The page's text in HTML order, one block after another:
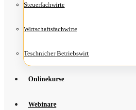
Steu­er­fach­wir­te
Wirt­schafts­fach­wir­te
Teschni­cher Betriebswirt
Online­kur­se
Web­i­na­re